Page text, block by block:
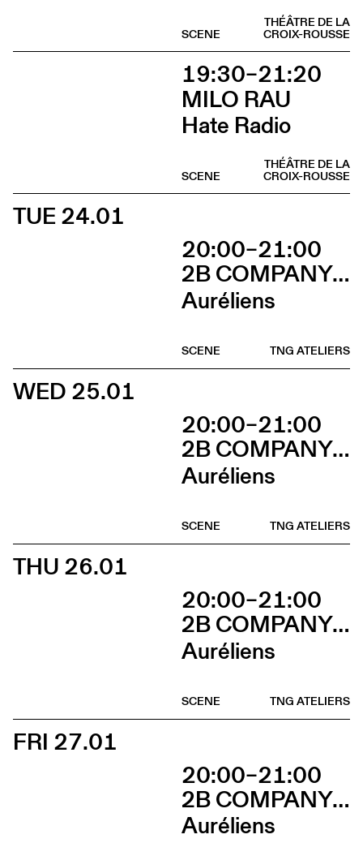
THÉÂTRE DE LA
CROIX-ROUSSE
SCENE
19:30–21:20
MILO RAU
Hate Radio
THÉÂTRE DE LA
CROIX-ROUSSE
SCENE
TUE 24.01
20:00–21:00
2B COMPANY - FRANÇOIS GREMAUD
Auréliens
TNG ATELIERS
SCENE
WED 25.01
20:00–21:00
2B COMPANY - FRANÇOIS GREMAUD
Auréliens
TNG ATELIERS
SCENE
THU 26.01
20:00–21:00
2B COMPANY - FRANÇOIS GREMAUD
Auréliens
TNG ATELIERS
SCENE
FRI 27.01
20:00–21:00
2B COMPANY - FRANÇOIS GREMAUD
Auréliens